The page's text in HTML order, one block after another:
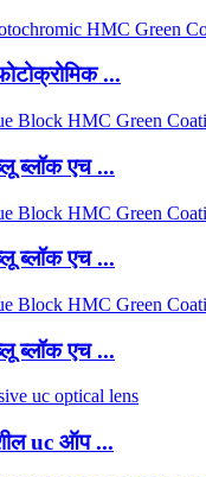
...
ब्लॉक एच ...
ब्लॉक एच ...
ब्लॉक एच ...
uc ऑप ...